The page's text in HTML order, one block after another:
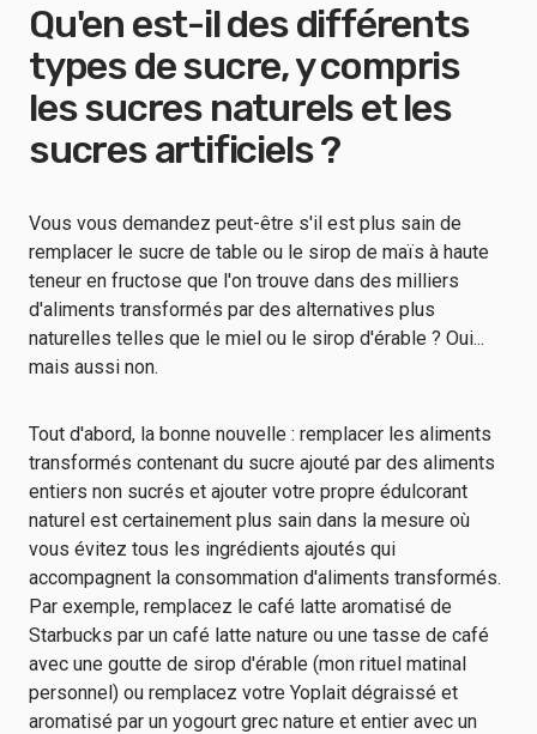
Qu'en est-il des différents
types de sucre, y compris
les sucres naturels et les
sucres artificiels ?
Vous vous demandez peut-être s'il est plus sain de
remplacer le sucre de table ou le sirop de maïs à haute
teneur en fructose que l'on trouve dans des milliers
d'aliments transformés par des alternatives plus
naturelles telles que le miel ou le sirop d'érable ? Oui...
mais aussi non.
Tout d'abord, la bonne nouvelle : remplacer les aliments
transformés contenant du sucre ajouté par des aliments
entiers non sucrés et ajouter votre propre édulcorant
naturel est certainement plus sain dans la mesure où
vous évitez tous les ingrédients ajoutés qui
accompagnent la consommation d'aliments transformés.
Par exemple, remplacez le café latte aromatisé de
Starbucks par un café latte nature ou une tasse de café
avec une goutte de sirop d'érable (mon rituel matinal
personnel) ou remplacez votre Yoplait dégraissé et
aromatisé par un yogourt grec nature et entier avec un